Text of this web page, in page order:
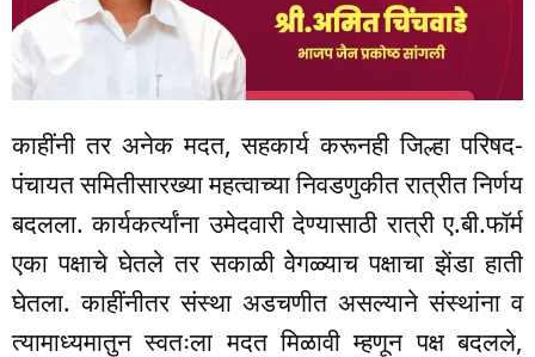
काहींनी तर अनेक मदत, सहकार्य करूनही जिल्हा परिषद-
पंचायत समितीसारख्या महत्वाच्या निवडणुकीत रात्रीत निर्णय
बदलला. कार्यकर्त्यांना उमेदवारी देण्यासाठी रात्री ए.बी.फॉर्म
एका पक्षाचे घेतले तर सकाळी वेेगळ्याच पक्षाचा झेंडा हाती
घेतला. काहींनीतर संस्था अडचणीत असल्याने संस्थांना व
त्यामाध्यमातुन स्वतःला मदत मिळावी म्हणून पक्ष बदलले,